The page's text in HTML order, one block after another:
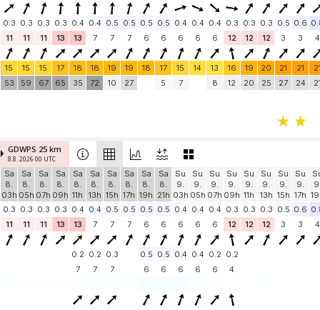
0.3 0.3 0.3 0.3 0.4 0.4 0.5 0.5 0.5 0.5 0.4 0.4 0.4 0.3 0.3 0.3 0.5 0.6
11
11 11 13 13 7 7 7 6 6 6 6 6 12 12 12 3 3 4
15 15 15 17 18 18 19 19 18 17 15 14 13 16 19 20 21 21
53
59 67 65 35 72 10 27 5 7 8 12 20 25 27 24
GDWPS 25 km
8.8. 2026 00 UTC
Sa
8.
03h
Sa
8.
05h
Sa
8.
07h
Sa
8.
09h
Sa
8.
11h
Sa
8.
13h
Sa
8.
15h
Sa
8.
17h
Sa
8.
19h
Sa
8.
21h
Su
9.
03h
Su
9.
05h
Su
9.
07h
Su
9.
09h
Su
9.
11h
Su
9.
13h
Su
9.
15h
Su
9.
17h
0.3 0.3 0.3 0.3 0.4 0.4 0.5 0.5 0.5 0.5 0.4 0.4 0.4 0.3 0.3 0.3 0.5 0.6
11
11 11 13 13 7 7 7 6 6 6 6 6 12 12 12 3 3 4
0.2 0.2 0.3 0.5 0.5 0.4 0.4 0.2 0.2
7
7 7 6 6 6 6 6 4